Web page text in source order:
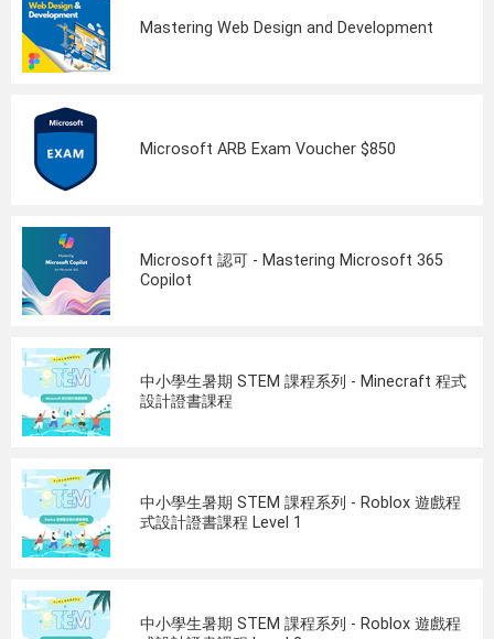
Mastering Web Design and Development
Microsoft ARB Exam Voucher $850
Microsoft 認可 - Mastering Microsoft 365
Copilot
中小學生暑期 STEM 課程系列 - Minecraft 程式
設計證書課程
中小學生暑期 STEM 課程系列 - Roblox 遊戲程
式設計證書課程 Level 1
中小學生暑期 STEM 課程系列 - Roblox 遊戲程